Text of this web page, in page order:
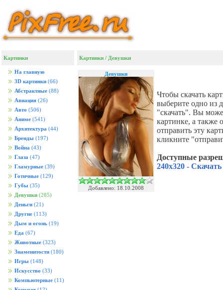
Картинки
На главную
3D картинки (66)
Абстрактные (88)
Авиация (26)
Авто (506)
Аниме (541)
Архитектура (44)
Бренды (197)
Война (43)
Глаза (47)
Гламурные (39)
Готичные (129)
Губы (35)
Девушки (285)
Деньги (21)
Другие (113)
Дым и огонь (19)
Еда (67)
Животные (323)
Знаменитости (180)
Игры (148)
Искусство (33)
Компьютерные (11)
Картинки / Девушки
Девушки
Добавлено: 18.10.2008
Чтобы скачать
выберите одно из
"скачать". Вы
картинке, а также
отправить эту
кликните
Доступные
240x320 - Скачать